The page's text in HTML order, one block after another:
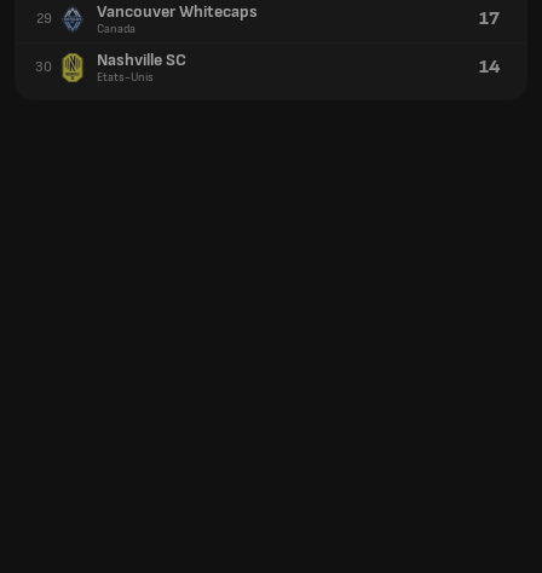
29 Vancouver Whitecaps
Canada 17
30 Nashville SC
Etats-Unis 14